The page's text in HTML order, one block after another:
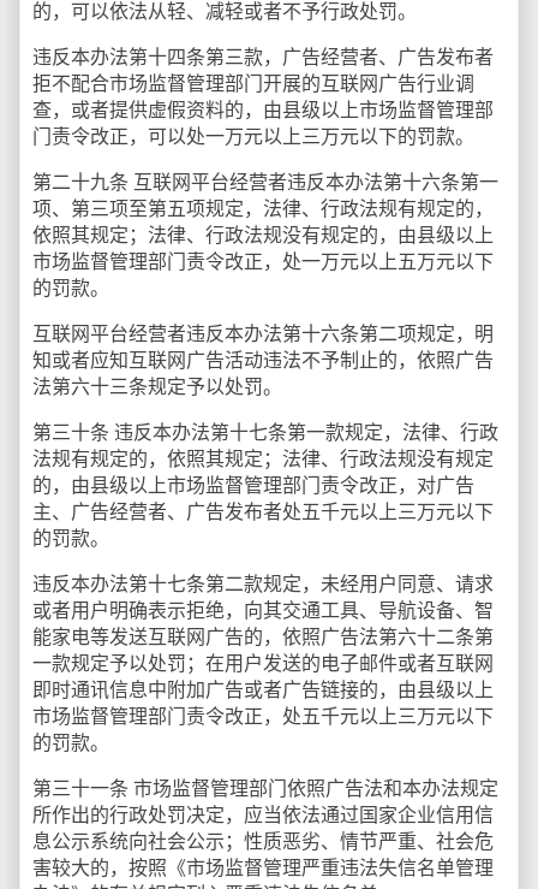
的，可以依法从轻、减轻或者不予行政处罚。
违反本办法第十四条第三款，广告经营者、广告发布者
拒不配合市场监督管理部门开展的互联网广告行业调
查，或者提供虚假资料的，由县级以上市场监督管理部
门责令改正，可以处一万元以上三万元以下的罚款。
第二十九条 互联网平台经营者违反本办法第十六条第一
项、第三项至第五项规定，法律、行政法规有规定的，
依照其规定；法律、行政法规没有规定的，由县级以上
市场监督管理部门责令改正，处一万元以上五万元以下
的罚款。
互联网平台经营者违反本办法第十六条第二项规定，明
知或者应知互联网广告活动违法不予制止的，依照广告
法第六十三条规定予以处罚。
第三十条 违反本办法第十七条第一款规定，法律、行政
法规有规定的，依照其规定；法律、行政法规没有规定
的，由县级以上市场监督管理部门责令改正，对广告
主、广告经营者、广告发布者处五千元以上三万元以下
的罚款。
违反本办法第十七条第二款规定，未经用户同意、请求
或者用户明确表示拒绝，向其交通工具、导航设备、智
能家电等发送互联网广告的，依照广告法第六十二条第
一款规定予以处罚；在用户发送的电子邮件或者互联网
即时通讯信息中附加广告或者广告链接的，由县级以上
市场监督管理部门责令改正，处五千元以上三万元以下
的罚款。
第三十一条 市场监督管理部门依照广告法和本办法规定
所作出的行政处罚决定，应当依法通过国家企业信用信
息公示系统向社会公示；性质恶劣、情节严重、社会危
害较大的，按照《市场监督管理严重违法失信名单管理